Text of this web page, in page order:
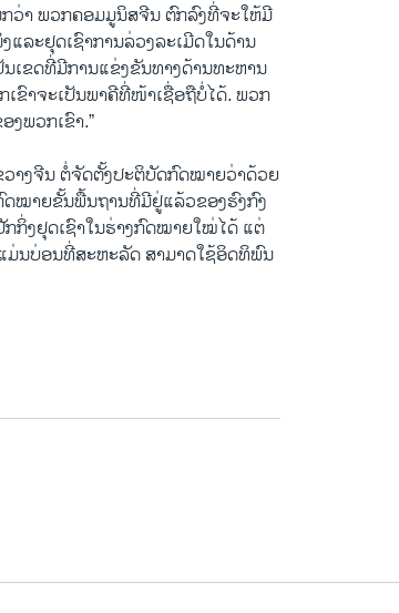
ວ່າ ພວກຄອມມູນິສຈີນ ຕົກລົງທີ່ຈະໃຫ້ມີ
ລະຢຸດເຊົາການລ່ວງລະເມີດໃນດ້ານ
ເຂດທີ່ມີການແຂ່ງຂັນທາງດ້ານທະຫານ
ຂົາຈະເປັນພາຄີທີ່ໜ້າເຊື່ອຖືບໍ່ໄດ້. ພວກ
ພວກເຂົາ.”
າງຈີນ ຕໍ່ຈັດຕັ້ງປະຕິບັດກົດໝາຍວ່າດ້ວຍ
ໝາຍຂັ້ນພື້ນຖານທີ່ມີຢູ່ແລ້ວຂອງຮົງກົງ
ກິ່ງຢຸດເຊົາໃນຮ່າງກົດໝາຍໃໝ່ໄດ້ ແຕ່
ມ່ນບ່ອນທີ່ສະຫະລັດ ສາມາດໃຊ້ອິດທິພົນ